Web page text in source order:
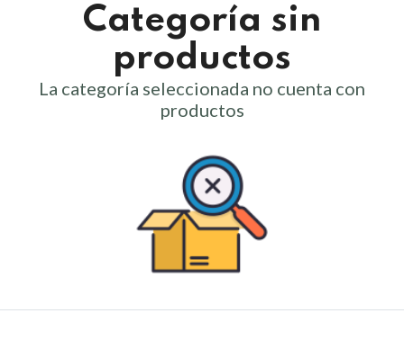
Categoría sin
productos
La categoría seleccionada no cuenta con
productos